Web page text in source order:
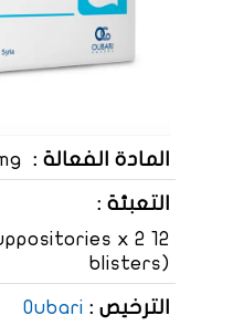
المادة الفعالة :
التعبئة :
x 2
blisters)
الترخيص : Oubari